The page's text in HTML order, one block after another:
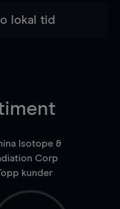
lokal tid
Isotope &
Corp
kunder